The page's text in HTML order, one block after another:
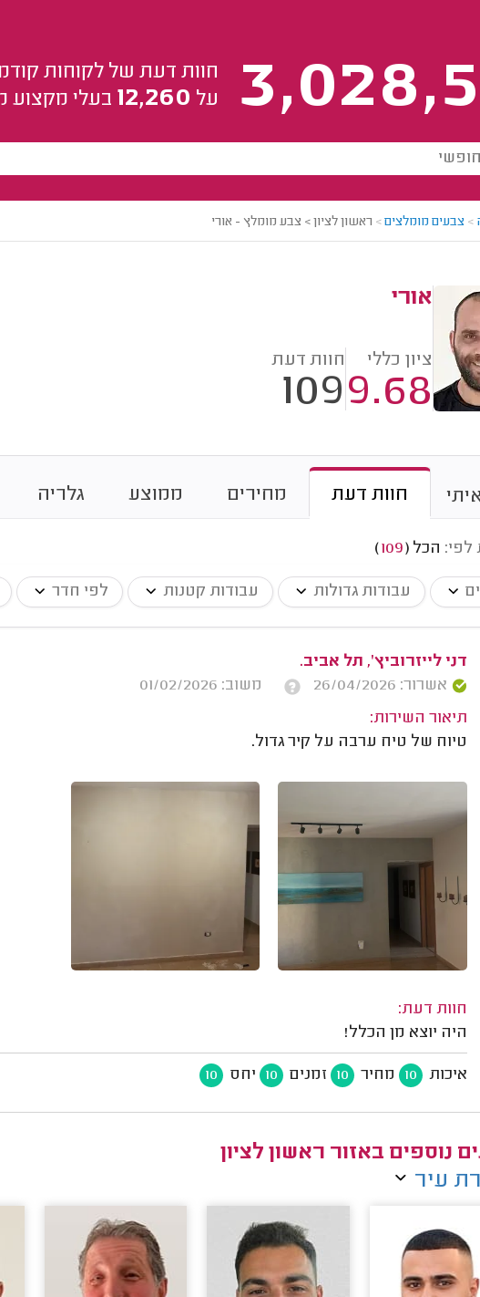
חוות דעת של לקוחות
על 12,260 בעלי מקצוע
> צבעים מומלצים> ראשון לציון > צבע מומלץ - אורי
אורי
ציון כללי
9.68
חוות דעת
109
חוות דעת מחירים ממוצע גלריה
לפי: הכל (
109
)
עבודות גדולות עבודות קטנות לפי חדר
דני לייזרוביץ', תל אביב.
אשרור: 26/04/2026
משוב: 01/02/2026
תיאור השירות:
טיוח של טיח ערבה על קיר גדול.
חוות דעת:
היה יוצא מן הכלל!
איכות 10 מחיר 10 זמנים 10 יחס 10
נוספים באזור ראשון לציון
עיר